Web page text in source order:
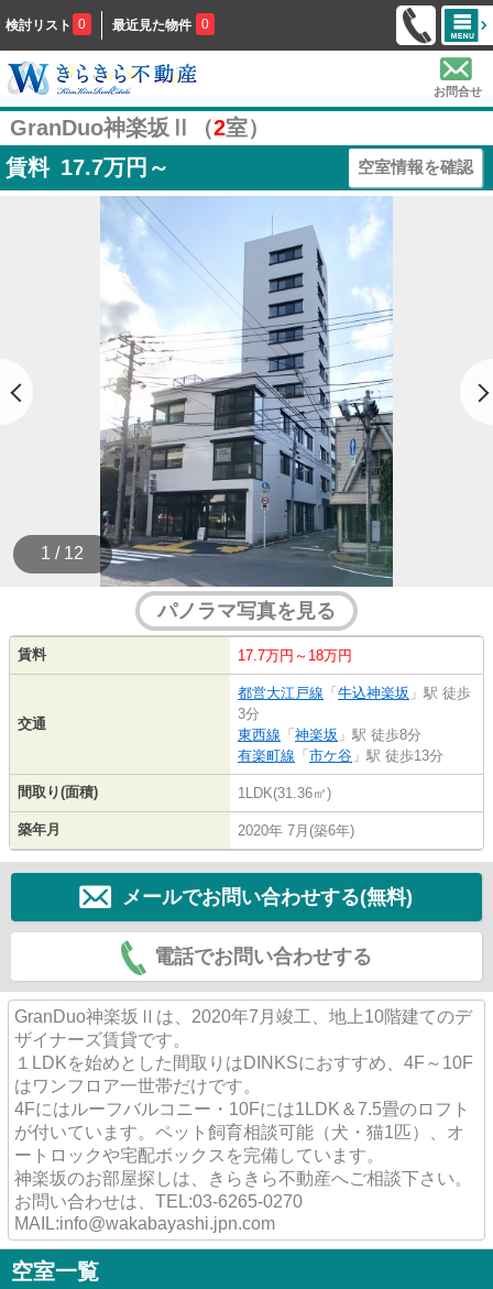
検討リスト 0 最近見た物件 0
お問合せ
GranDuo神楽坂Ⅱ（2室）
賃料 17.7万円～ 空室情報を確認
1 / 12
パノラマ写真を見る
賃料 17.7万円～18万円
交通
都営大江戸線 「 牛込神楽坂 」駅 徒歩
3分
東西線 「 神楽坂 」駅 徒歩8分
有楽町線 「 市ケ谷 」駅 徒歩13分
間取り(面積) 1LDK(31.36㎡)
築年月 2020年 7月(築6年)
メールでお問い合わせする(無料)
電話でお問い合わせする
GranDuo神楽坂Ⅱは、2020年7月竣工、地上10階建てのデ
ザイナーズ賃貸です。
１LDKを始めとした間取りはDINKSにおすすめ、4F～10F
はワンフロア一世帯だけです。
4Fにはルーフバルコニー・10Fには1LDK＆7.5畳のロフト
が付いています。ペット飼育相談可能（犬・猫1匹）、オ
ートロックや宅配ボックスを完備しています。
神楽坂のお部屋探しは、きらきら不動産へご相談下さい。
お問い合わせは、TEL:03-6265-0270
MAIL:info@wakabayashi.jpn.com
空室一覧